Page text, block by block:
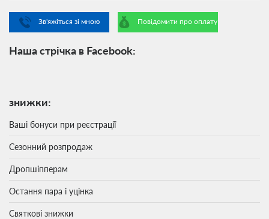
Зв'яжіться зі мною Повідомити про оплату
Наша стрічка в Facebook:
знижки:
Ваші бонуси при реєстрації
Сезонний розпродаж
Дропшіпперам
Остання пара і уцінка
Святкові знижки